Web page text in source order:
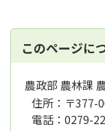
このページに
農政部 農林課
住所： 〒377-
電話： 0279-